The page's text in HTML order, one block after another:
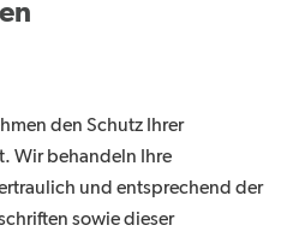
den Schutz Ihrer
Wir behandeln Ihre
und entsprechend der
sowie dieser